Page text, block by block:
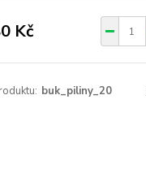
Kč
buk_piliny_20